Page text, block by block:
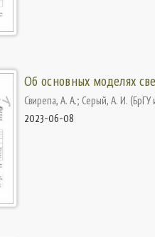
Об основных моделях
Свирепа, А. А.; Серый, А. И. (БрГУ
2023-06-08